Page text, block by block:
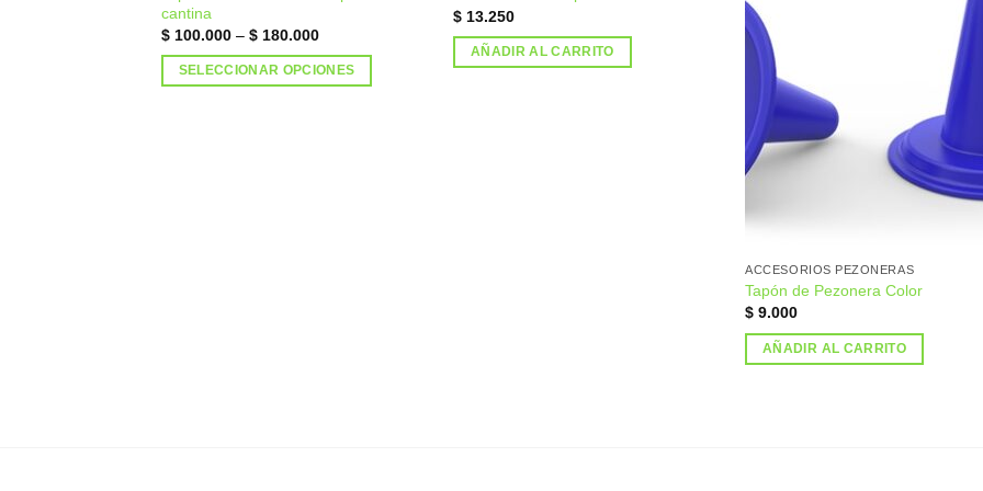
Añadir
cantina
$100.000– $180.000
SELECCIONAR OPCIONES
$ 13.250
AÑADIR AL CARRITO
a la
lista
ACCESORIOS PEZONERAS
Tapón de Pezonera Color
$ 9.000
AÑADIR AL CARRITO